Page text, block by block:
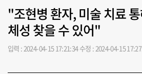
"조현병 환자, 미술 치료
체성 찾을 수 있어"
입력 : 2024-04-15 17:21:34수정 : 2024-04-15